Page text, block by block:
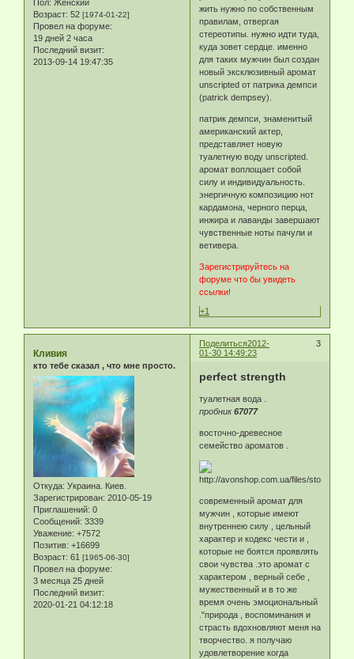
Пол: Женский
Возраст: 52 [1974-01-22]
Провел на форуме:
19 дней 2 часа
Последний визит:
2013-09-14 19:47:35
жить нужно по собственным
правилам, отвергая
стереотипы. нужно идти туда,
куда зовет сердце. именно
для таких мужчин был создан
новый эксклюзивный аромат
unscripted от патрика демпси
(patrick dempsey).
патрик демпси, знаменитый
американский актер,
представляет новую
туалетную воду unscripted.
аромат воплощает собой
силу и индивидуальность.
энергичную композицию нот
кардамона, черного перца,
инжира и лаванды завершают
чувственные ноты пачули и
ветивера.
Зарегистрируйтесь на
форуме что бы увидеть
ссылки!
+1
Поделиться 3
2012-
01-30 14:49:23
Кливия
кто тебе сказал , что мне просто.
Откуда: Украина. Киев.
Зарегистрирован: 2010-05-19
Приглашений: 0
Сообщений: 3339
Уважение: +7572
Позитив: +16699
Возраст: 61 [1965-06-30]
Провел на форуме:
3 месяца 25 дней
Последний визит:
2020-01-21 04:12:18
perfect strength
туалетная вода .
пробник67077
восточно-древесное
семейство ароматов .
современный аромат для
мужчин , которые имеют
внутреннею силу , цельный
характер и кодекс чести и ,
которые не боятся проявлять
свои чувства .это аромат с
характером , верный себе ,
мужественный и в то же
время очень эмоциональный
."природа , воспоминания и
страсть вдохновляют меня на
творчество. я получаю
удовлетворение когда